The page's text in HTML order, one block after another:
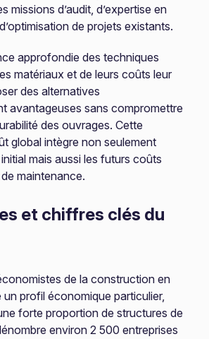
missions d’audit, d’expertise en
de projets existants.
approfondie des techniques
matériaux et de leurs coûts leur
des alternatives
avantageuses sans compromettre
des ouvrages. Cette
global intègre non seulement
mais aussi les futurs coûts
maintenance.
et chiffres clés du
de la construction en
un profil économique particulier,
forte proportion de structures de
environ 2 500 entreprises